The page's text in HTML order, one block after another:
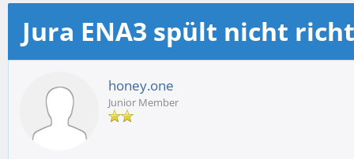
Durchschnitt
Jura ENA3 spült nicht
honey.one
Junior Member